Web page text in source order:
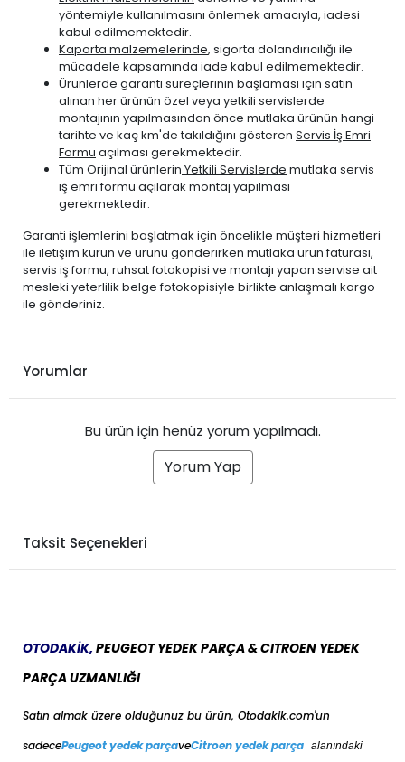
yöntemiyle kullanılmasını önlemek amacıyla, iadesi
kabul edilmemektedir.
Kaporta malzemelerinde, sigorta dolandırıcılığı ile
mücadele kapsamında iade kabul edilmemektedir.
Ürünlerde garanti süreçlerinin başlaması için satın
alınan her ürünün özel veya yetkili servislerde
montajının yapılmasından önce mutlaka ürünün hangi
tarihte ve kaç km'de takıldığını gösteren Servis İş Emri
Formu açılması gerekmektedir.
Tüm Orijinal ürünlerin Yetkili Servislerde mutlaka servis
iş emri formu açılarak montaj yapılması
gerekmektedir.
Garanti işlemlerini başlatmak için öncelikle müşteri hizmetleri
ile iletişim kurun ve ürünü gönderirken mutlaka ürün faturası,
servis iş formu, ruhsat fotokopisi ve montajı yapan servise ait
mesleki yeterlilik belge fotokopisiyle birlikte anlaşmalı kargo
ile gönderiniz.
Yorumlar
Bu ürün için henüz yorum yapılmadı.
Yorum Yap
Taksit Seçenekleri
OTODAKİK, PEUGEOT YEDEK PARÇA & CITROEN YEDEK
PARÇA UZMANLIĞI
Satın almak üzere olduğunuz bu ürün, Otodakik.com'un
sadecePeugeot yedek parçaveCitroen yedek parça alanındaki